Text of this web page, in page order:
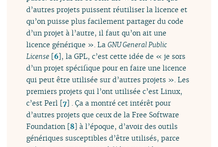
d’autres projets puissent réutiliser la licence et
qu’on puisse plus facilement partager du code
d’un projet à l’autre, il faut qu’on ait une
licence générique ». LaGNU General Public
License [6], la GPL, c’est cette idée de « je sors
d’un projet spécifique pour en faire une licence
qui peut être utilisée sur d’autres projets ». Les
premiers projets qui l’ont utilisée c’est Linux,
c’est Perl [7] . Ça a montré cet intérêt pour
d’autres projets que ceux de la Free Software
Foundation [8] à l’époque, d’avoir des outils
génériques susceptibles d’être utilisés, parce